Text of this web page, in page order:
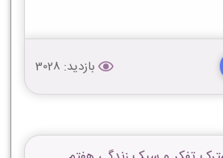
بازدید: 3028